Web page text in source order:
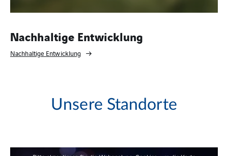
Nachhaltige Entwicklung
Nachhaltige Entwicklung
Unsere Standorte